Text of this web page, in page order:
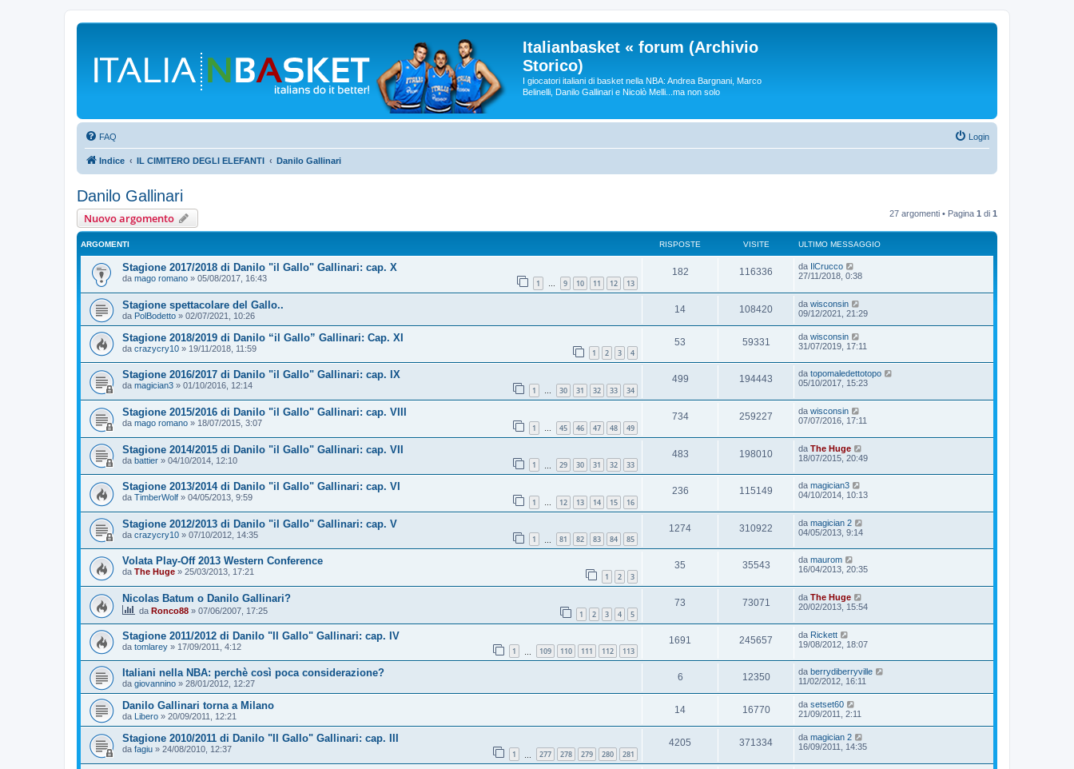
Italianbasket « forum (Archivio
Storico)
I giocatori italiani di basket nella NBA: Andrea Bargnani, Marco
Belinelli, Danilo Gallinari e Nicolò Melli...ma non solo
FAQ Login
Indice IL CIMITERO DEGLI ELEFANTI Danilo Gallinari
Danilo Gallinari
Nuovo argomento 27 argomenti • Pagina 1 di 1
ARGOMENTI RISPOSTE VISITE ULTIMO MESSAGGIO
Stagione 2017/2018 di Danilo "il Gallo" Gallinari: cap. X
da mago romano » 05/08/2017, 16:43 1 … 9 10 11 12 13
182 116336 da IlCrucco
27/11/2018, 0:38
Stagione spettacolare del Gallo..
da PolBodetto » 02/07/2021, 10:26
14 108420 da wisconsin
09/12/2021, 21:29
Stagione 2018/2019 di Danilo “il Gallo” Gallinari: Cap. XI
da crazycry10 » 19/11/2018, 11:59 1 2 3 4
53 59331 da wisconsin
31/07/2019, 17:11
Stagione 2016/2017 di Danilo "il Gallo" Gallinari: cap. IX
da magician3 » 01/10/2016, 12:14 1 … 30 31 32 33 34
499 194443 da topomaledettotopo
05/10/2017, 15:23
Stagione 2015/2016 di Danilo "il Gallo" Gallinari: cap. VIII
da mago romano » 18/07/2015, 3:07 1 … 45 46 47 48 49
734 259227 da wisconsin
07/07/2016, 17:11
Stagione 2014/2015 di Danilo "il Gallo" Gallinari: cap. VII
da battier » 04/10/2014, 12:10 1 29 30 31 32 33
483 198010 da The Huge
18/07/2015, 20:49
Stagione 2013/2014 di Danilo "il Gallo" Gallinari: cap. VI
da TimberWolf » 04/05/2013, 9:59 1 … 12 13 14 15 16
236 115149 da magician3
04/10/2014, 10:13
Stagione 2012/2013 di Danilo "il Gallo" Gallinari: cap. V
da crazycry10 » 07/10/2012, 14:35 1 81 82 83 84 85
1274 310922 da magician 2
04/05/2013, 9:14
Volata Play-Off 2013 Western Conference
da The Huge » 25/03/2013, 17:21 1 2 3
35 35543 da maurom
16/04/2013, 20:35
Nicolas Batum o Danilo Gallinari?
da Ronco88 » 07/06/2007, 17:25 1 2 3 4 5
73 73071 da The Huge
20/02/2013, 15:54
Stagione 2011/2012 di Danilo "Il Gallo" Gallinari: cap. IV
da tomlarey » 17/09/2011, 4:12 1 109 110 111 112 113
1691 245657 da Rickett
19/08/2012, 18:07
Italiani nella NBA: perchè così poca considerazione?
da giovannino » 28/01/2012, 12:27
6 12350 da berrydiberryville
11/02/2012, 16:11
Danilo Gallinari torna a Milano
da Libero » 20/09/2011, 12:21
14 16770 da setset60
21/09/2011, 2:11
Stagione 2010/2011 di Danilo "Il Gallo" Gallinari: cap. III
da fagiu » 24/08/2010, 12:37 1 277 278 279 280 281
4205 371334 da magician 2
16/09/2011, 14:35